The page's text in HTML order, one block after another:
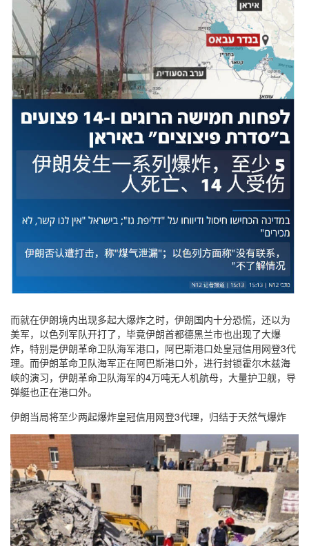
而就在伊朗境内出现多起大爆炸之时，伊朗国内十分恐慌，还以为
美军，以色列军队开打了，毕竟伊朗首都德黑兰市也出现了大爆
炸，特别是伊朗革命卫队海军港口，阿巴斯港口处皇冠信用网登3代
理。而伊朗革命卫队海军正在阿巴斯港口外，进行封锁霍尔木兹海
峡的演习，伊朗革命卫队海军的4万吨无人机航母，大量护卫舰，导
弹艇也正在港口外。
伊朗当局将至少两起爆炸皇冠信用网登3代理，归结于天然气爆炸